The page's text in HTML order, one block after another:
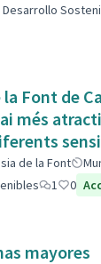
la Font de
més
de la Font
1 0
mayores